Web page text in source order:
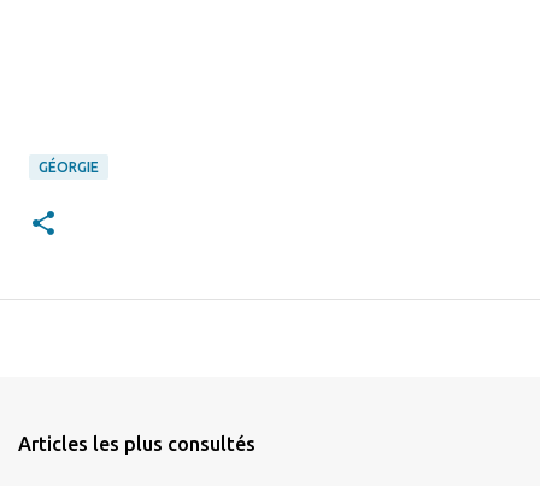
GÉORGIE
Articles les plus consultés